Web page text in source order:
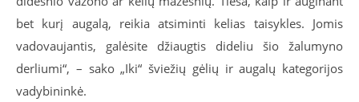
bet kurį augalą, reikia atsiminti kelias taisykles. Jomis
vadovaujantis, galėsite džiaugtis dideliu šio žalumyno
derliumi“, – sako „Iki“ šviežių gėlių ir augalų kategorijos
vadybininkė.